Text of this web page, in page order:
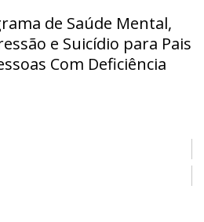
de Saúde Mental,
e Suicídio para Pais
Com Deficiência